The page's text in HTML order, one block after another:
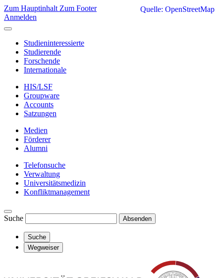
Zum Hauptinhalt Zum Footer
Anmelden
Studieninteressierte
Studierende
Forschende
Internationale
HIS/LSF
Groupware
Accounts
Satzungen
Medien
Förderer
Alumni
Telefonsuche
Verwaltung
Universitätsmedizin
Konfliktmanagement
Suche Absenden
Suche
Wegweiser
Quelle: OpenStreetMap